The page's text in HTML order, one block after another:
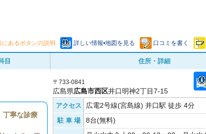
にあるボタンの説明 詳しい情報•地図を見る 口コミを書く
目 住所・詳細
丁寧な診療
〒733-0841
広島県広島市西区井口明神2丁目7-15
アクセス 広電2号線(宮島線) 井口駅 徒歩 4分
駐 車 場 8台(無料)